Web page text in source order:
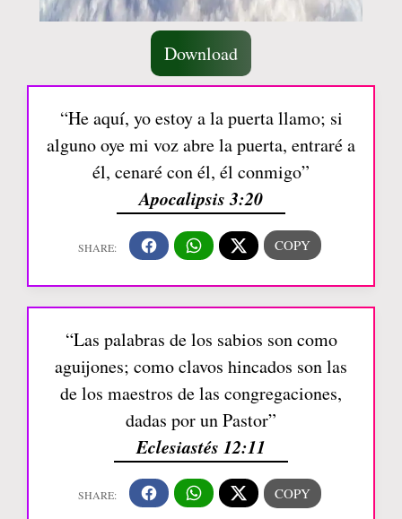
Download
“He aquí, yo estoy a la puerta llamo; si
alguno oye mi voz abre la puerta, entraré a
él, cenaré con él, él conmigo”
Apocalipsis 3:20
“Las palabras de los sabios son como
aguijones; como clavos hincados son las
de los maestros de las congregaciones,
dadas por un Pastor”
Eclesiastés 12:11